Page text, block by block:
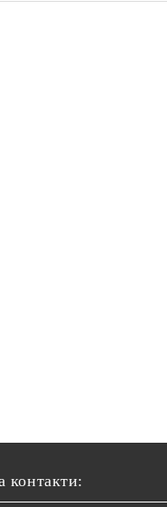
контакти: